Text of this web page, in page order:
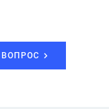
ВОПРОС